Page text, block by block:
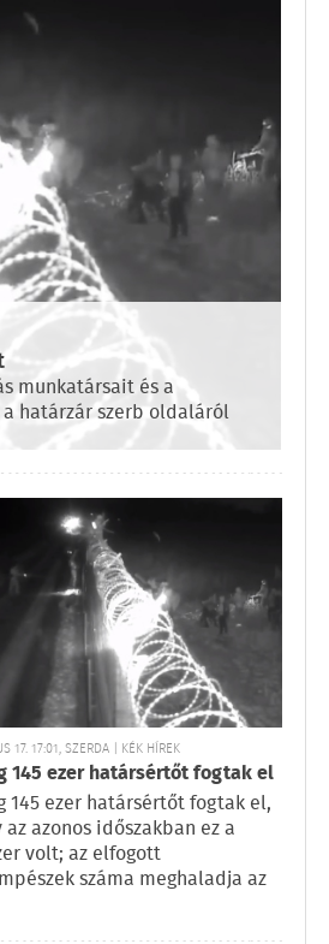
munkatársait és a
határzár szerb oldaláról
17. 17:01, SZERDA | KÉK HÍREK
145 ezer határsértőt fogtak el
145 ezer határsértőt fogtak el,
azonos időszakban ez a
volt; az elfogott
száma meghaladja az